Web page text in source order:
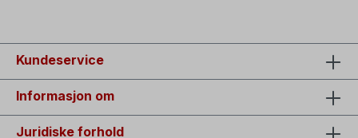
Kundeservice
Informasjon om
Juridiske forhold